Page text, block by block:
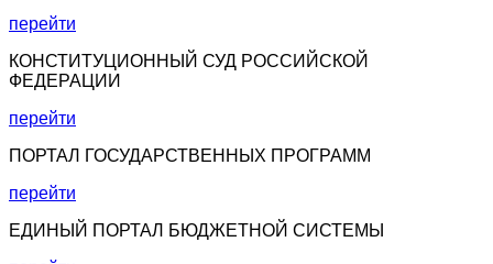
перейти
КОНСТИТУЦИОННЫЙ СУД РОССИЙСКОЙ
ФЕДЕРАЦИИ
перейти
ПОРТАЛ ГОСУДАРСТВЕННЫХ ПРОГРАММ
перейти
ЕДИНЫЙ ПОРТАЛ БЮДЖЕТНОЙ СИСТЕМЫ